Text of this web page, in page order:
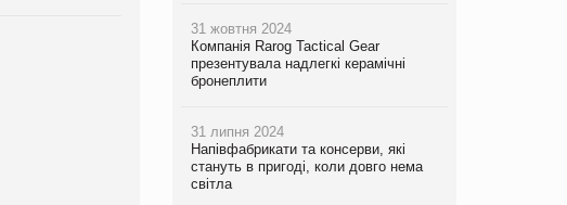
31 жовтня 2024
Компанія Rarog Tactical Gear
презентувала надлегкі керамічні
бронеплити
31 липня 2024
Напівфабрикати та консерви, які
стануть в пригоді, коли довго нема
світла